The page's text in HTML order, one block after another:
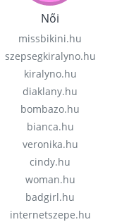
Női
missbikini.hu
szepsegkiralyno.hu
kiralyno.hu
diaklany.hu
bombazo.hu
bianca.hu
veronika.hu
cindy.hu
woman.hu
badgirl.hu
internetszepe.hu